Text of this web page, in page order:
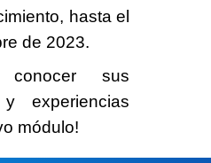
hasta el
de 2023.
conocer sus
experiencias
módulo!